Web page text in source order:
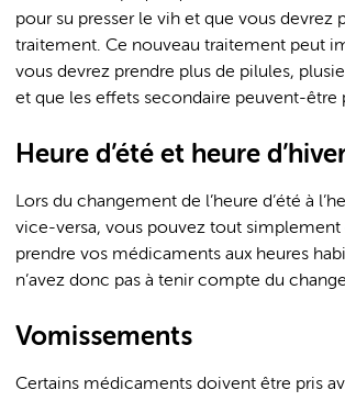
pour su presser le vih et que vous devrez
traitement. Ce nouveau traitement peut
vous devrez prendre plus de pilules,
et que les effets secondaire peuvent-être
Heure d’été et heure
Lors du changement de l’heure d’été à
vice-versa, vous pouvez tout simplement
prendre vos médicaments aux heures
n’avez donc pas à tenir compte du
Vomissements
Certains médicaments doivent être pris